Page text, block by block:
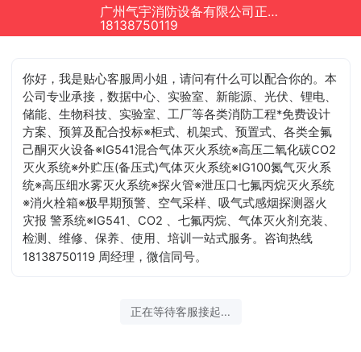
广州气宇消防设备有限公司正在为您服务
18138750119
你好，我是贴心客服周小姐，请问有什么可以配合你的。本
公司专业承接，数据中心、实验室、新能源、光伏、锂电、
储能、生物科技、实验室、工厂等各类消防工程*免费设计
方案、预算及配合投标※柜式、机架式、预置式、各类全氟
己酮灭火设备※IG541混合气体灭火系统※高压二氧化碳CO2
灭火系统※外贮压(备压式)气体灭火系统※IG100氮气灭火系
统※高压细水雾灭火系统※探火管※泄压口七氟丙烷灭火系统
※消火栓箱※极早期预警、空气采样、吸气式感烟探测器火
灾报 警系统※IG541、CO2 、七氟丙烷、气体灭火剂充装、
检测、维修、保养、使用、培训一站式服务。咨询热线
18138750119 周经理，微信同号。
正在等待客服接起...